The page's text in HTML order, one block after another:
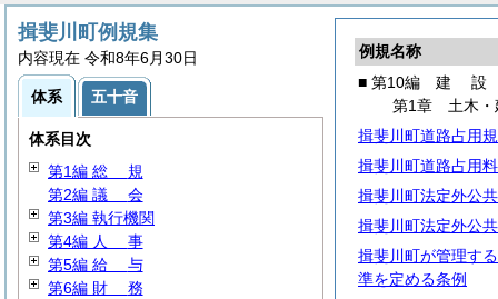
例規名称
■ 第10編 建 設
第1章 土木・
揖斐川町道路占用
揖斐川町道路占用
揖斐川町法定外公
揖斐川町法定外公
揖斐川町が管理す
準を定める条例
揖斐川町例規集
内容現在 令和8年6月30日
体系 五十音
体系目次
第1編 総 規
第2編 議 会
第3編 執行機関
第4編 人 事
第5編 給 与
第6編 財 務